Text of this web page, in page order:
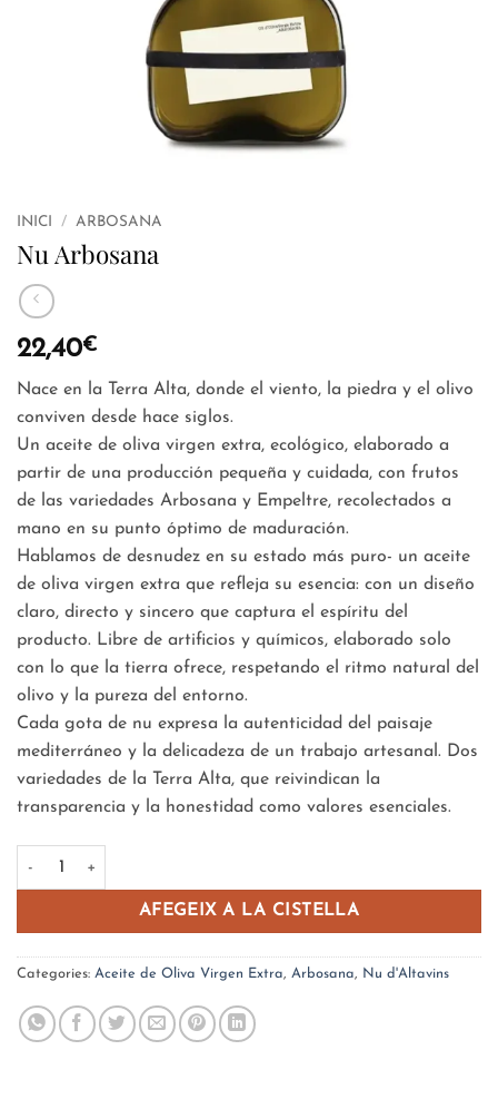
INICI / ARBOSANA
Nu Arbosana
22,40€
Nace en la Terra Alta, donde el viento, la piedra y el olivo
conviven desde hace siglos.
Un aceite de oliva virgen extra, ecológico, elaborado a
partir de una producción pequeña y cuidada, con frutos
de las variedades Arbosana y Empeltre, recolectados a
mano en su punto óptimo de maduración.
Hablamos de desnudez en su estado más puro- un aceite
de oliva virgen extra que refleja su esencia: con un diseño
claro, directo y sincero que captura el espíritu del
producto. Libre de artificios y químicos, elaborado solo
con lo que la tierra ofrece, respetando el ritmo natural del
olivo y la pureza del entorno.
Cada gota de nu expresa la autenticidad del paisaje
mediterráneo y la delicadeza de un trabajo artesanal. Dos
variedades de la Terra Alta, que reivindican la
transparencia y la honestidad como valores esenciales.
quantitat de Nu Arbosana
AFEGEIX A LA CISTELLA
Categories: Aceite de Oliva Virgen Extra, Arbosana, Nu d'Altavins